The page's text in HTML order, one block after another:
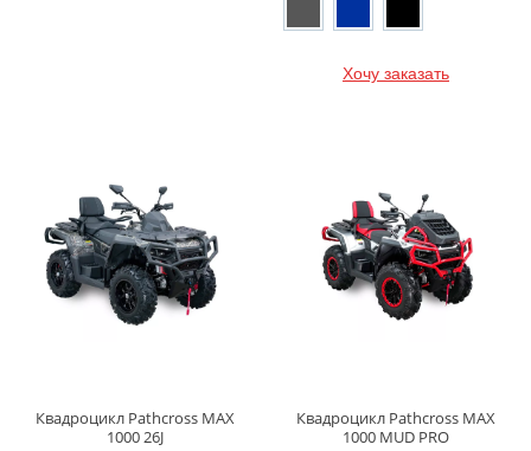
Хочу заказать
Квадроцикл Pathcross MAX
1000 26J
Квадроцикл Pathcross MAX
1000 MUD PRO